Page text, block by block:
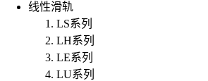
线性滑轨
LS系列
LH系列
LE系列
LU系列